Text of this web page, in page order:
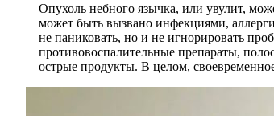
Опухоль небного язычка, или увулит,
может быть вызвано инфекциями,
не паниковать, но и не игнорировать
противовоспалительные препараты,
острые продукты. В целом,